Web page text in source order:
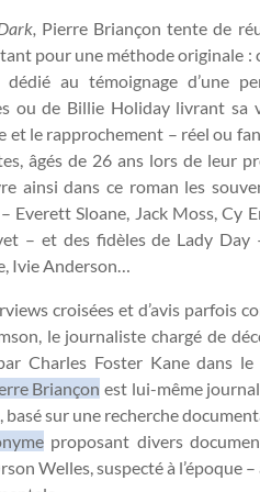
Pierre Briançon tente de
pour une méthode originale :
au témoignage d’une
ou de Billie Holiday livrant sa
et le rapprochement – réel ou
âgés de 26 ans lors de leur
ainsi dans ce roman les
Everett Sloane, Jack Moss, Cy
– et des fidèles de Lady Day
Ivie Anderson…
croisées et d’avis parfois
le journaliste chargé de
Charles Foster Kane dans
Briançon est lui-même
basé sur une recherche
proposant divers
Welles, suspecté à l’époque